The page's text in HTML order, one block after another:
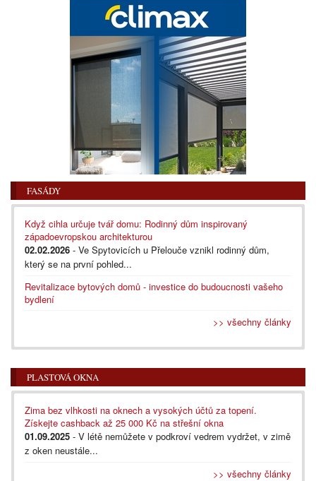
FASÁDY
Když cihla určuje tvář domu: Rodinný dům inspirovaný
západoevropskou architekturou
02.02.2026 - Ve Spytovicích u Přelouče vznikl rodinný dům,
který se na první pohled...
Revitalizace bytových domů - investice do budoucnosti vašeho
bydlení
>> všechny články
PLASTOVÁ OKNA
Zima bez vlhkosti na oknech a vysokých účtů za topení.
Získejte cashback až 25 000 Kč na střešní okna
01.09.2025 - V létě nemůžete v podkroví vedrem vydržet, v zimě
z oken neustále...
>> všechny články